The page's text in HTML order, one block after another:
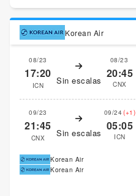
Korean Air
08/23
17:20
ICN Sin escalas
08/23
20:45
CNX
09/23
21:45
CNX Sin escalas
09/24(+1)
05:05
ICN
Korean Air
Korean Air